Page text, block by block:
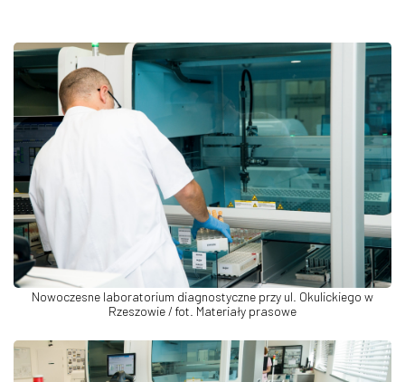
Nowoczesne laboratorium diagnostyczne przy ul. Okulickiego w
Rzeszowie / fot. Materiały prasowe